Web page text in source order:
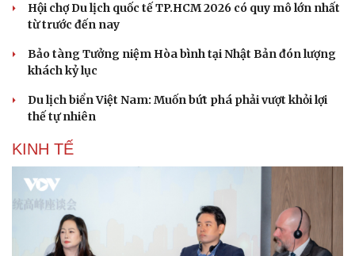
Hội chợ Du lịch quốc tế TP.HCM 2026 có quy mô lớn nhất
từ trước đến nay
Bảo tàng Tưởng niệm Hòa bình tại Nhật Bản đón lượng
khách kỷ lục
Du lịch biển Việt Nam: Muốn bứt phá phải vượt khỏi lợi
thế tự nhiên
KINH TẾ